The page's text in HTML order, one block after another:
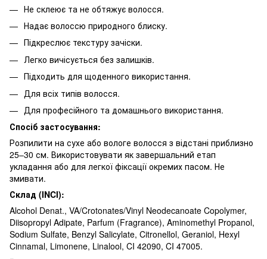
Не склеює та не обтяжує волосся.
Надає волоссю природного блиску.
Підкреслює текстуру зачіски.
Легко вичісується без залишків.
Підходить для щоденного використання.
Для всіх типів волосся.
Для професійного та домашнього використання.
Спосіб застосування:
Розпилити на сухе або вологе волосся з відстані приблизно
25–30 см. Використовувати як завершальний етап
укладання або для легкої фіксації окремих пасом. Не
змивати.
Склад (INCI):
Alcohol Denat., VA/Crotonates/Vinyl Neodecanoate Copolymer,
Diisopropyl Adipate, Parfum (Fragrance), Aminomethyl Propanol,
Sodium Sulfate, Benzyl Salicylate, Citronellol, Geraniol, Hexyl
Cinnamal, Limonene, Linalool, CI 42090, CI 47005.